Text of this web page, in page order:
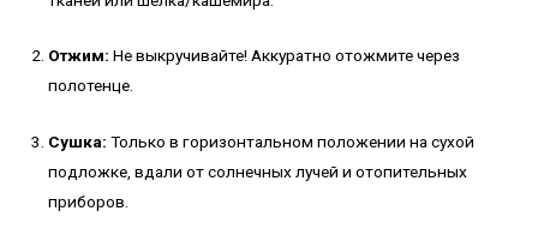
Отжим: Не выкручивайте! Аккуратно отожмите через
полотенце.
Сушка: Только в горизонтальном положении на сухой
подложке, вдали от солнечных лучей и отопительных
приборов.